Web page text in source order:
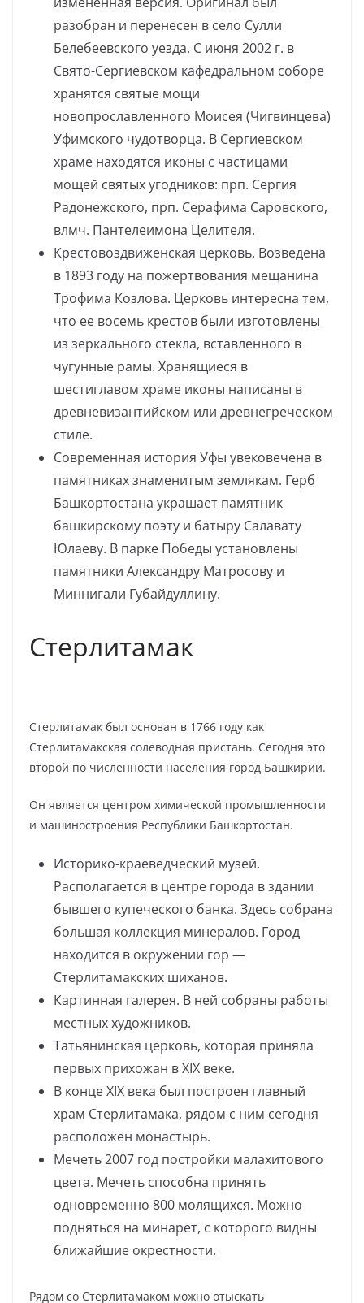
разобран и перенесен в село Сулли
Белебеевского уезда. С июня 2002 г. в
Свято-Сергиевском кафедральном соборе
хранятся святые мощи
новопрославленного Моисея (Чигвинцева)
Уфимского чудотворца. В Сергиевском
храме находятся иконы с частицами
мощей святых угодников: прп. Сергия
Радонежского, прп. Серафима Саровского,
влмч. Пантелеимона Целителя.
Крестовоздвиженская церковь. Возведена
в 1893 году на пожертвования мещанина
Трофима Козлова. Церковь интересна тем,
что ее восемь крестов были изготовлены
из зеркального стекла, вставленного в
чугунные рамы. Хранящиеся в
шестиглавом храме иконы написаны в
древневизантийском или древнегреческом
стиле.
Современная история Уфы увековечена в
памятниках знаменитым землякам. Герб
Башкортостана украшает памятник
башкирскому поэту и батыру Салавату
Юлаеву. В парке Победы установлены
памятники Александру Матросову и
Миннигали Губайдуллину.
Стерлитамак
Стерлитамак был основан в 1766 году как
Стерлитамакская солеводная пристань. Сегодня это
второй по численности населения город Башкирии.
Он является центром химической промышленности
и машиностроения Республики Башкортостан.
Историко-краеведческий музей.
Располагается в центре города в здании
бывшего купеческого банка. Здесь собрана
большая коллекция минералов. Город
находится в окружении гор —
Стерлитамакских шиханов.
Картинная галерея. В ней собраны работы
местных художников.
Татьянинская церковь, которая приняла
первых прихожан в XIX веке.
В конце XIX века был построен главный
храм Стерлитамака, рядом с ним сегодня
расположен монастырь.
Мечеть 2007 год постройки малахитового
цвета. Мечеть способна принять
одновременно 800 молящихся. Можно
подняться на минарет, с которого видны
ближайшие окрестности.
Рядом со Стерлитамаком можно отыскать